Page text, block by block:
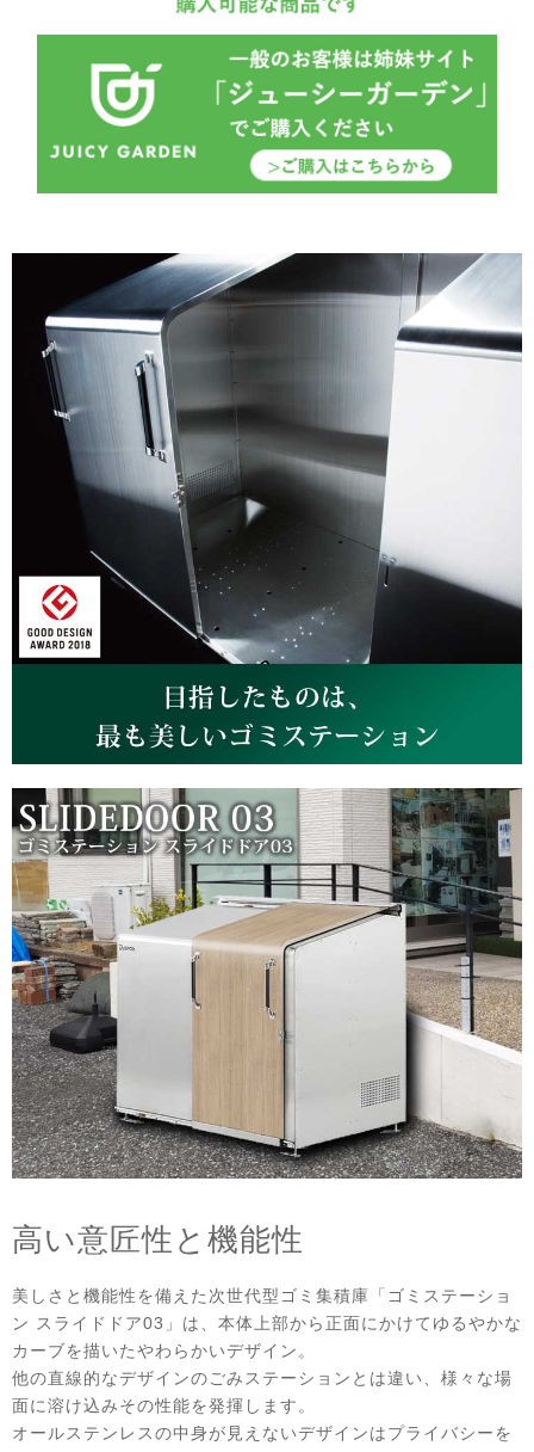
高い意匠性と機能性
美しさと機能性を備えた次世代型ゴミ集積庫「ゴミステーショ
ン スライドドア03」は、本体上部から正面にかけてゆるやかな
カーブを描いたやわらかいデザイン。
他の直線的なデザインのごみステーションとは違い、様々な場
面に溶け込みその性能を発揮します。
オールステンレスの中身が見えないデザインはプライバシーを